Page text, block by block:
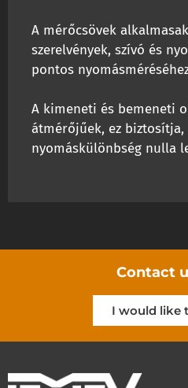
A mérőcsövek
szerelvények, szívó és
pontos
A kimeneti és bemeneti
átmérőjűek, ez
nyomáskülönbség nulla
Contact
I would like